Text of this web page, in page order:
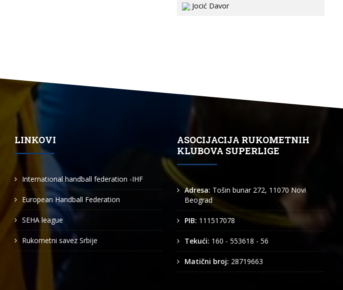
Jocić Davor
LINKOVI
International handball federation -IHF
European Handball Federation
SEHA league
Rukometni savez Srbije
ASOCIJACIJA RUKOMETNIH
KLUBOVA SUPERLIGE
Adresa: Tošin bunar 272, 11070 Novi
Beograd
PIB: 111517078
Tekući: 160 - 553618 - 56
Matični broj: 28719663